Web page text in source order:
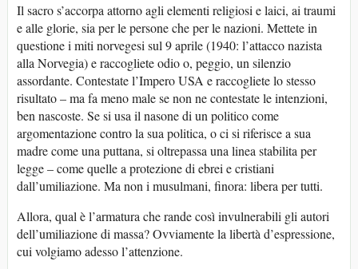
Il sacro s’accorpa attorno agli elementi religiosi e laici, ai traumi
e alle glorie, sia per le persone che per le nazioni. Mettete in
questione i miti norvegesi sul 9 aprile (1940: l’attacco nazista
alla Norvegia) e raccogliete odio o, peggio, un silenzio
assordante. Contestate l’Impero USA e raccogliete lo stesso
risultato – ma fa meno male se non ne contestate le intenzioni,
ben nascoste. Se si usa il nasone di un politico come
argomentazione contro la sua politica, o ci si riferisce a sua
madre come una puttana, si oltrepassa una linea stabilita per
legge – come quelle a protezione di ebrei e cristiani
dall’umiliazione. Ma non i musulmani, finora: libera per tutti.
Allora, qual è l’armatura che rande così invulnerabili gli autori
dell’umiliazione di massa? Ovviamente la libertà d’espressione,
cui volgiamo adesso l’attenzione.